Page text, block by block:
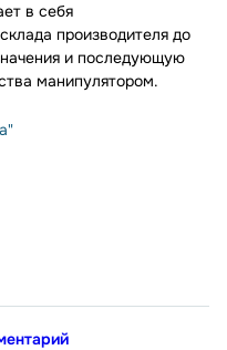
в себя
производителя до
и последующую
манипулятором.